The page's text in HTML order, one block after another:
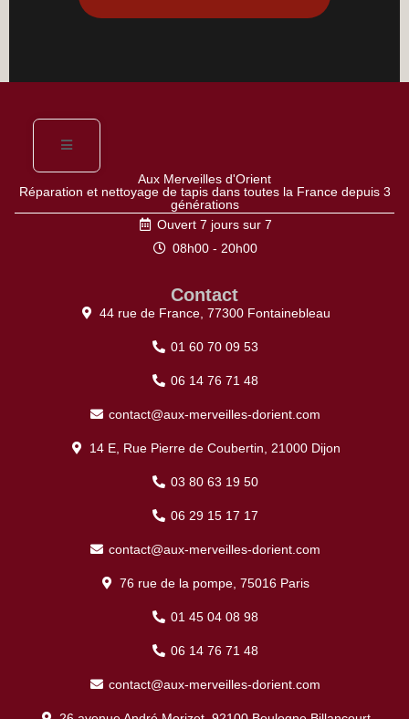
Aux Merveilles d'Orient
Réparation et nettoyage de tapis dans toutes la France depuis 3
générations
Ouvert 7 jours sur 7
08h00 - 20h00
Contact
44 rue de France, 77300 Fontainebleau
01 60 70 09 53
06 14 76 71 48
contact@aux-merveilles-dorient.com
14 E, Rue Pierre de Coubertin, 21000 Dijon
03 80 63 19 50
06 29 15 17 17
contact@aux-merveilles-dorient.com
76 rue de la pompe, 75016 Paris
01 45 04 08 98
06 14 76 71 48
contact@aux-merveilles-dorient.com